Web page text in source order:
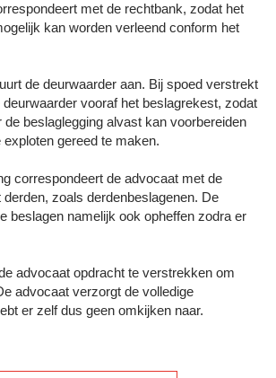
met de rechtbank, zodat het
kan worden verleend conform het
de deurwaarder aan. Bij spoed verstrekt
vooraf het beslagrekest, zodat
de beslaglegging alvast kan voorbereiden
gereed te maken.
correspondeert de advocaat met de
derden, zoals derdenbeslagenen. De
beslagen namelijk ook opheffen zodra er
advocaat opdracht te verstrekken om
advocaat verzorgt de volledige
er zelf dus geen omkijken naar.